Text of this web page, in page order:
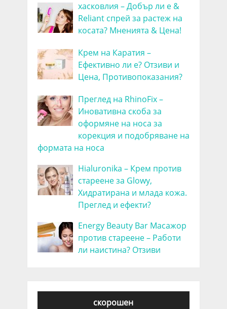
хасковлия – Добър ли е &
Reliant спрей за растеж на
косата? Мненията & Цена!
Крем на Каратия –
Ефективно ли е? Отзиви и
Цена, Противопоказания?
Преглед на RhinoFix –
Иновативна скоба за
оформяне на носа за
корекция и подобряване на
формата на носа
Hialuronika – Крем против
стареене за Glowy,
Хидратирана и млада кожа.
Преглед и ефекти?
Energy Beauty Bar Масажор
против стареене – Работи
ли наистина? Отзиви
скорошен